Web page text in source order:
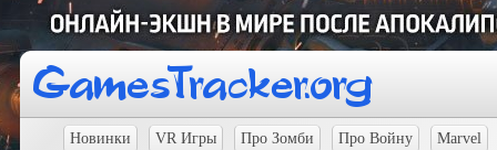
Новинки VR Игры Про Зомби Про Войну Marvel